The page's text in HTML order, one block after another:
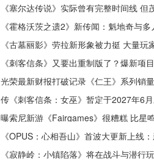
《塞尔达传说》实际曾有完整时间线 但
《霍格沃茨之遗2》新传闻：魁地奇与
《古墓丽影》劳拉新形象被力挺 大量玩
《刺客信条》又要出重制版了？爆新项
光荣最新财报打破记录《仁王》系列销
传《刺客信条：女巫》暂定于2027年6
曝索尼新游《Fairgames》很糟糕 比星
《OPUS：心相吾山》首波大更新上线
《寂静岭：小镇陷落》将在战斗与潜行